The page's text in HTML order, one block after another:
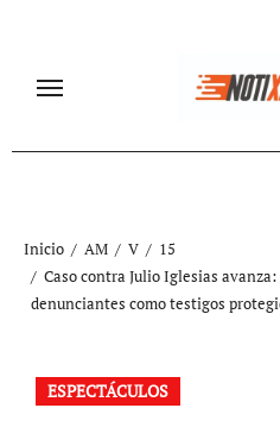
contenido
Inicio AM V
15
Caso contra Julio Iglesias
denunciantes como testigos
ESPECTÁCULOS